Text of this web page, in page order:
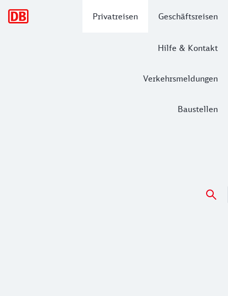
Privatreisen Geschäftsreisen
Hilfe & Kontakt
Verkehrsmeldungen
Baustellen